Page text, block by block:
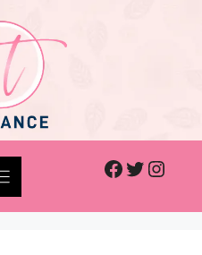
Facebook
Twitter